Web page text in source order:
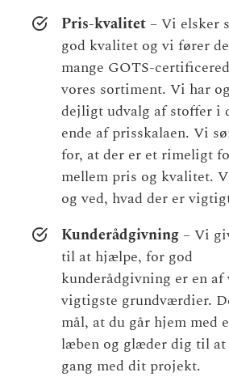
Pris-kvalitet – Vi elsker
god kvalitet og vi fører
mange GOTS-
vores sortiment. Vi har
dejligt udvalg af stoffer i
ende af prisskalaen. Vi
for, at der er et rimeligt
mellem pris og kvalitet.
og ved, hvad der er
Kunderådgivning – Vi
til at hjælpe, for god
kunderådgivning er en af
vigtigste grundværdier.
mål, at du går hjem med
læben og glæder dig til at
gang med dit projekt.